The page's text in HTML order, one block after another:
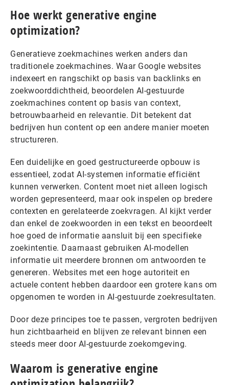
Hoe werkt generative engine
optimization?
Generatieve zoekmachines werken anders dan
traditionele zoekmachines. Waar Google websites
indexeert en rangschikt op basis van backlinks en
zoekwoorddichtheid, beoordelen AI-gestuurde
zoekmachines content op basis van context,
betrouwbaarheid en relevantie. Dit betekent dat
bedrijven hun content op een andere manier moeten
structureren.
Een duidelijke en goed gestructureerde opbouw is
essentieel, zodat AI-systemen informatie efficiënt
kunnen verwerken. Content moet niet alleen logisch
worden gepresenteerd, maar ook inspelen op bredere
contexten en gerelateerde zoekvragen. AI kijkt verder
dan enkel de zoekwoorden in een tekst en beoordeelt
hoe goed de informatie aansluit bij een specifieke
zoekintentie. Daarnaast gebruiken AI-modellen
informatie uit meerdere bronnen om antwoorden te
genereren. Websites met een hoge autoriteit en
actuele content hebben daardoor een grotere kans om
opgenomen te worden in AI-gestuurde zoekresultaten.
Door deze principes toe te passen, vergroten bedrijven
hun zichtbaarheid en blijven ze relevant binnen een
steeds meer door AI-gestuurde zoekomgeving.
Waarom is generative engine